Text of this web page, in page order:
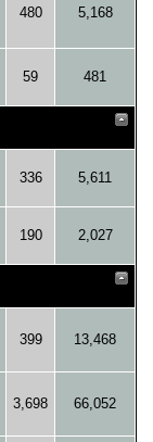
480 5,168
59 481
336 5,611
190 2,027
399 13,468
3,698 66,052